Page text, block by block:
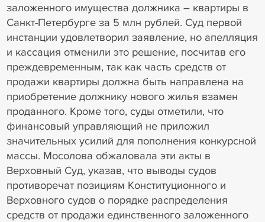
заложенного имущества должника – квартиры в
Санкт-Петербурге за 5 млн рублей. Суд первой
инстанции удовлетворил заявление, но апелляция
и кассация отменили это решение, посчитав его
преждевременным, так как часть средств от
продажи квартиры должна быть направлена на
приобретение должнику нового жилья взамен
проданного. Кроме того, суды отметили, что
финансовый управляющий не приложил
значительных усилий для пополнения конкурсной
массы. Мосолова обжаловала эти акты в
Верховный Суд, указав, что выводы судов
противоречат позициям Конституционного и
Верховного судов о порядке распределения
средств от продажи единственного заложенного